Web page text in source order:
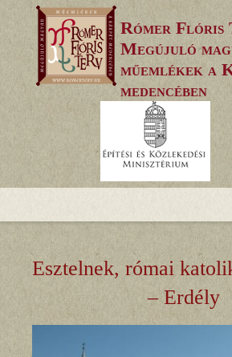
to
content
Rómer Flóris
Megújuló
műemlékek a
medencében
Esztelnek, római
– Erdély